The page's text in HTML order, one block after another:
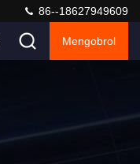
86--18627949609
Mengobrol